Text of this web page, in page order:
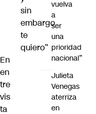
sin
embargo
te
quiero”
En
en
tre
vis
ta
vuelva
a
ser
una
prioridad
nacional”
Julieta
Venegas
aterriza
en